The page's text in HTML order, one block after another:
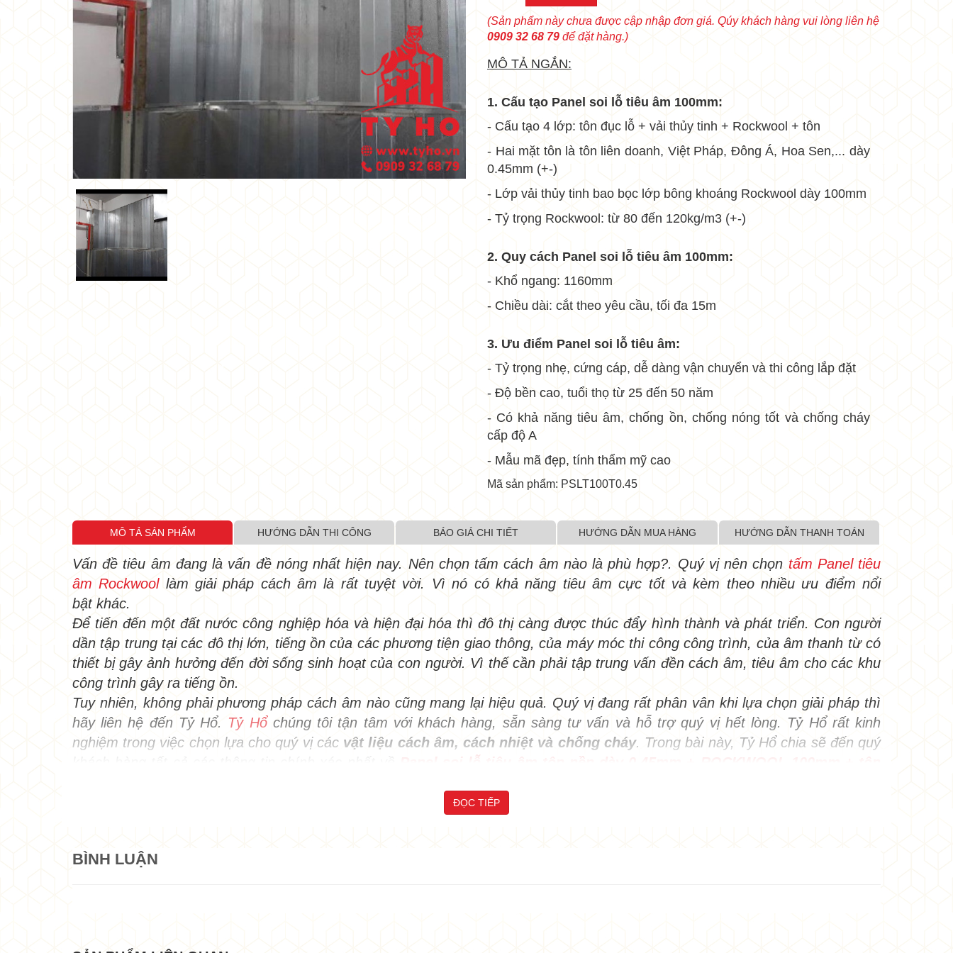
(Sản phẩm này chưa được cập nhập đơn giá. Qúy khách hàng vui lòng liên hệ
0909 32 68 79 để đặt hàng.)
MÔ TẢ NGẮN:
1. Cấu tạo Panel soi lỗ tiêu âm 100mm:
- Cấu tạo 4 lớp: tôn đục lỗ + vải thủy tinh + Rockwool + tôn
- Hai mặt tôn là tôn liên doanh, Việt Pháp, Đông Á, Hoa Sen,... dày
0.45mm (+-)
- Lớp vải thủy tinh bao bọc lớp bông khoáng Rockwool dày 100mm
- Tỷ trọng Rockwool: từ 80 đến 120kg/m3 (+-)
2. Quy cách Panel soi lỗ tiêu âm 100mm:
- Khổ ngang: 1160mm
- Chiều dài: cắt theo yêu cầu, tối đa 15m
3. Ưu điểm Panel soi lỗ tiêu âm:
- Tỷ trọng nhẹ, cứng cáp, dễ dàng vận chuyển và thi công lắp đặt
- Độ bền cao, tuổi thọ từ 25 đến 50 năm
- Có khả năng tiêu âm, chống ồn, chống nóng tốt và chống cháy
cấp độ A
- Mẫu mã đẹp, tính thẩm mỹ cao
Mã sản phẩm: PSLT100T0.45
MÔ TẢ SẢN PHẨM HƯỚNG DẪN THI CÔNG BÁO GIÁ CHI TIẾT HƯỚNG DẪN MUA HÀNG HƯỚNG DẪN THANH TOÁN
Vấn đề tiêu âm đang là vấn đề nóng nhất hiện nay. Nên chọn tấm cách âm nào là phù hợp?. Quý vị nên chọn tấm Panel tiêu
âm Rockwoollàm giải pháp cách âm là rất tuyệt vời. Vì nó có khả năng tiêu âm cực tốt và kèm theo nhiều ưu điểm nổi
bật khác.
Để tiến đến một đất nước công nghiệp hóa và hiện đại hóa thì đô thị càng được thúc đẩy hình thành và phát triển. Con người
dần tập trung tại các đô thị lớn, tiếng ồn của các phương tiện giao thông, của máy móc thi công công trình, của âm thanh từ có
thiết bị gây ảnh hưởng đến đời sống sinh hoạt của con người. Vì thế cần phải tập trung vấn đền cách âm, tiêu âm cho các khu
công trình gây ra tiếng ồn.
Tuy nhiên, không phải phương pháp cách âm nào cũng mang lại hiệu quả. Quý vị đang rất phân vân khi lựa chọn giải pháp thì
hãy liên hệ đến Tỷ Hổ. Tỷ Hổchúng tôi tận tâm với khách hàng, sẵn sàng tư vấn và hỗ trợ quý vị hết lòng. Tỷ Hổ rất kinh
nghiệm trong việc chọn lựa cho quý vị các vật liệu cách âm, cách nhiệt và chống cháy. Trong bài này, Tỷ Hổ chia sẽ đến quý
TỶ HỔ - NHÀ CUNG CẤP PANEL VÁCH NGĂN, PANEL TRẦN GIÁ TỐT, GIAO HÀNG TOÀN QUỐC
ĐỌC TIẾP
BÌNH LUẬN
•
•
•
•
•
•
•
•
•
•
•
•